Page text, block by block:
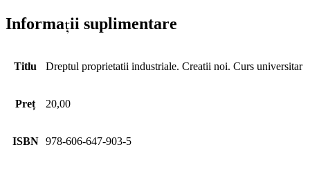
Informații suplimentare
Titlu Dreptul proprietatii industriale. Creatii noi. Curs universitar
Preț 20,00
ISBN 978-606-647-903-5